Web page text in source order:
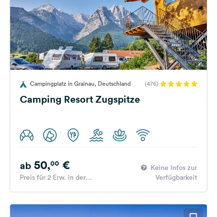
Campingplatz in Grainau, Deutschland (476)
Camping Resort Zugspitze
ab 50,00 €
Preis für 2 Erw. in der
Keine Infos zur
Verfügbarkeit